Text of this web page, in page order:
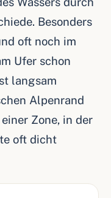
Besonders
oft noch im
Ufer schon
langsam
Alpenrand
Zone, in der
oft dicht